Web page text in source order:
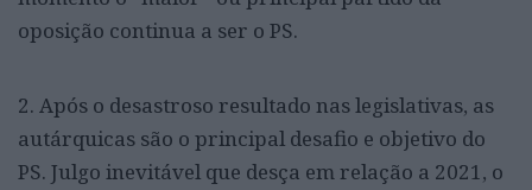
oposição continua a ser o PS.
2. Após o desastroso resultado nas legislativas, as
autárquicas são o principal desafio e objetivo do
PS. Julgo inevitável que desça em relação a 2021, o